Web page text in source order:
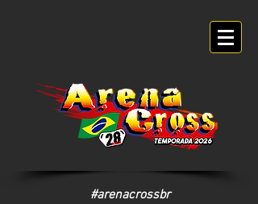
#arenacrossbr